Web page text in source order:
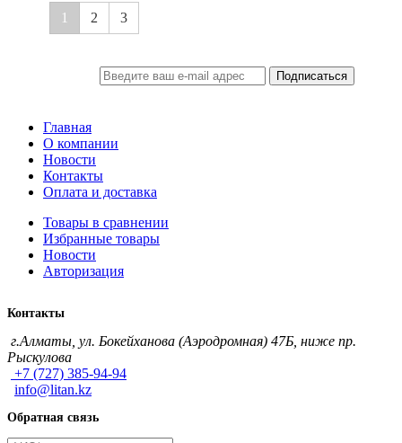
1 2 3
Подписаться
Главная
О компании
Новости
Контакты
Оплата и доставка
Товары в сравнении
Избранные товары
Новости
Авторизация
Контакты
г.Алматы, ул. Бокейханова (Аэродромная) 47Б, ниже пр.
Рыскулова
+7 (727) 385-94-94
info@litan.kz
Обратная связь